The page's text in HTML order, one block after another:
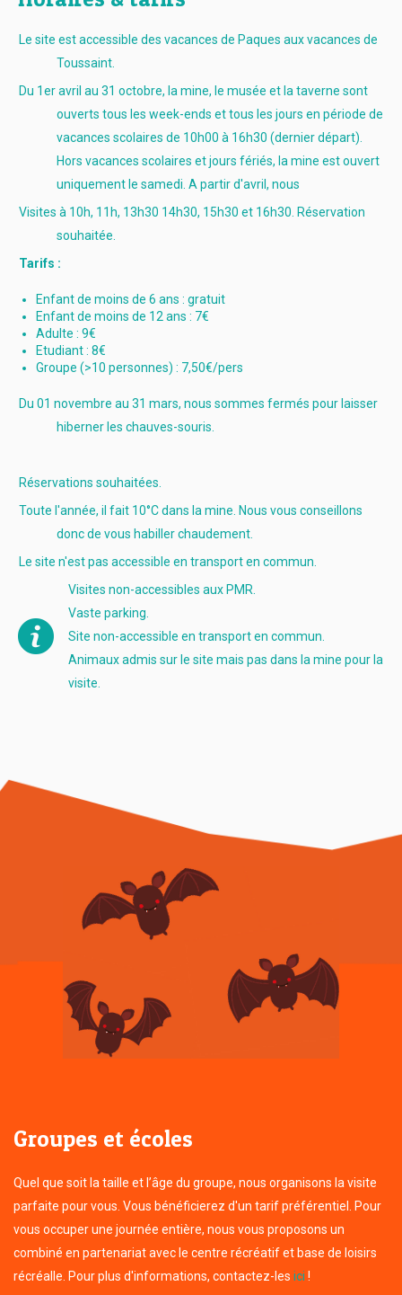
Le site est accessible des vacances de Paques aux vacances de
Toussaint.
Du 1er avril au 31 octobre, la mine, le musée et la taverne sont
ouverts tous les week-ends et tous les jours en période de
vacances scolaires de 10h00 à 16h30 (dernier départ).
Hors vacances scolaires et jours fériés, la mine est ouvert
uniquement le samedi. A partir d'avril, nous
Visites à 10h, 11h, 13h30 14h30, 15h30 et 16h30. Réservation
souhaitée.
Tarifs :
Enfant de moins de 6 ans : gratuit
Enfant de moins de 12 ans : 7€
Adulte : 9€
Etudiant : 8€
Groupe (>10 personnes) : 7,50€/pers
Du 01 novembre au 31 mars, nous sommes fermés pour laisser
hiberner les chauves-souris.
Réservations souhaitées.
Toute l'année, il fait 10°C dans la mine. Nous vous conseillons
donc de vous habiller chaudement.
Le site n'est pas accessible en transport en commun.
Visites non-accessibles aux PMR.
Vaste parking.
Site non-accessible en transport en commun.
Animaux admis sur le site mais pas dans la mine pour la
visite.
Groupes et écoles
Quel que soit la taille et l’âge du groupe, nous organisons la visite
parfaite pour vous. Vous bénéficierez d'un tarif préférentiel. Pour
vous occuper une journée entière, nous vous proposons un
combiné en partenariat avec le centre récréatif et base de loisirs
récréalle. Pour plus d'informations, contactez-les ici !